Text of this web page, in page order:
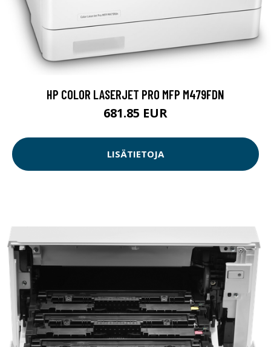
HP COLOR LASERJET PRO MFP M479FDN
681.85 EUR
LISÄTIETOJA